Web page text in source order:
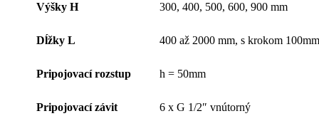
Výšky H 300, 400, 500, 600, 900 mm
Dĺžky L 400 až 2000 mm, s krokom 100mm
Pripojovací rozstup h = 50mm
Pripojovací závit
6 x G 1/2″ vnútorný